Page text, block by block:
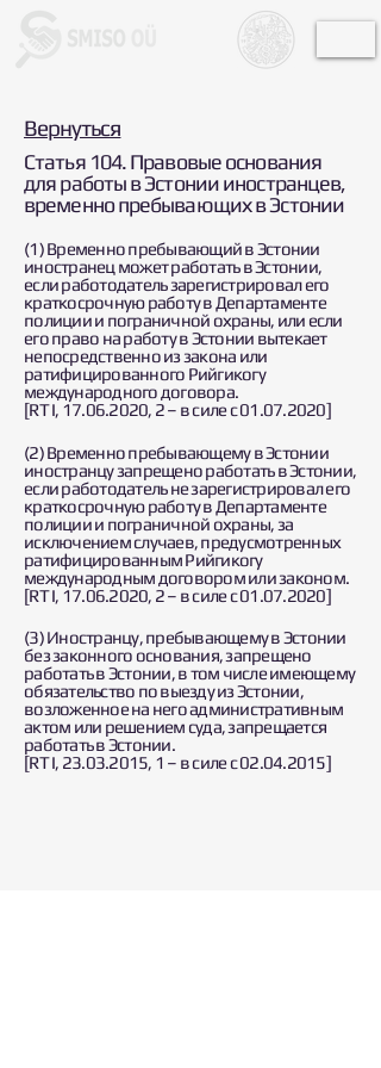
Вернуться
Статья 104. Правовые основания
для работы в Эстонии иностранцев,
временно пребывающих в Эстонии
(1) Временно пребывающий в Эстонии
иностранец может работать в Эстонии,
если работодатель зарегистрировал его
краткосрочную работу в Департаменте
полиции и пограничной охраны, или если
его право на работу в Эстонии вытекает
непосредственно из закона или
ратифицированного Рийгикогу
международного договора.
[RT I, 17.06.2020, 2 – в силе с 01.07.2020]
(2) Временно пребывающему в Эстонии
иностранцу запрещено работать в Эстонии,
если работодатель не зарегистрировал его
краткосрочную работу в Департаменте
полиции и пограничной охраны, за
исключением случаев, предусмотренных
ратифицированным Рийгикогу
международным договором или законом.
[RT I, 17.06.2020, 2 – в силе с 01.07.2020]
(3) Иностранцу, пребывающему в Эстонии
без законного основания, запрещено
работать в Эстонии, в том числе имеющему
обязательство по выезду из Эстонии,
возложенное на него административным
актом или решением суда, запрещается
работать в Эстонии.
[RT I, 23.03.2015, 1 – в силе с 02.04.2015]